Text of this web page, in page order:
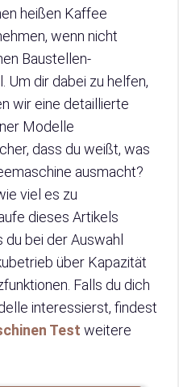
heißen Kaffee
wenn nicht
Baustellen-
Um dir dabei zu helfen,
wir eine detaillierte
Modelle
dass du weißt, was
ausmacht?
viel es zu
dieses Artikels
bei der Auswahl
über Kapazität
Falls du dich
interessierst, findest
Test weitere